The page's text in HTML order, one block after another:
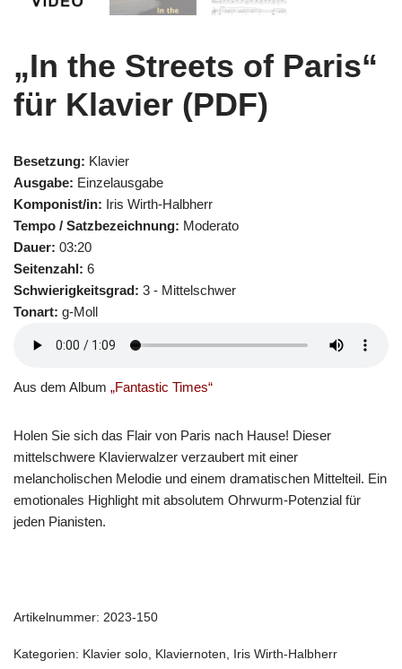
„In the Streets of Paris“
für Klavier (PDF)
Besetzung: Klavier
Ausgabe: Einzelausgabe
Komponist/in: Iris Wirth-Halbherr
Tempo / Satzbezeichnung: Moderato
Dauer: 03:20
Seitenzahl: 6
Schwierigkeitsgrad: 3 - Mittelschwer
Tonart: g-Moll
Aus dem Album „Fantastic Times“
Holen Sie sich das Flair von Paris nach Hause! Dieser
mittelschwere Klavierwalzer verzaubert mit einer
melancholischen Melodie und einem dramatischen Mittelteil. Ein
emotionales Highlight mit absolutem Ohrwurm-Potenzial für
jeden Pianisten.
Artikelnummer: 2023-150
Kategorien: Klavier solo, Klaviernoten, Iris Wirth-Halbherr